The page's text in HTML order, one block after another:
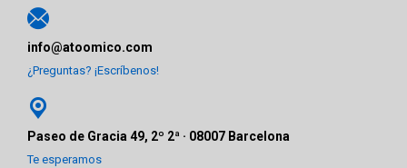
info@atoomico.com
¿Preguntas? ¡Escríbenos!
Paseo de Gracia 49, 2º 2ª · 08007 Barcelona
Te esperamos